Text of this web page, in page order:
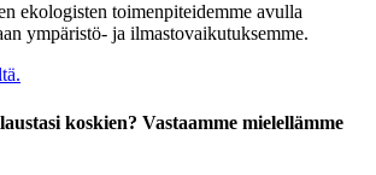
ekologisten toimenpiteidemme avulla
ympäristö- ja ilmastovaikutuksemme.
koskien? Vastaamme mielellämme